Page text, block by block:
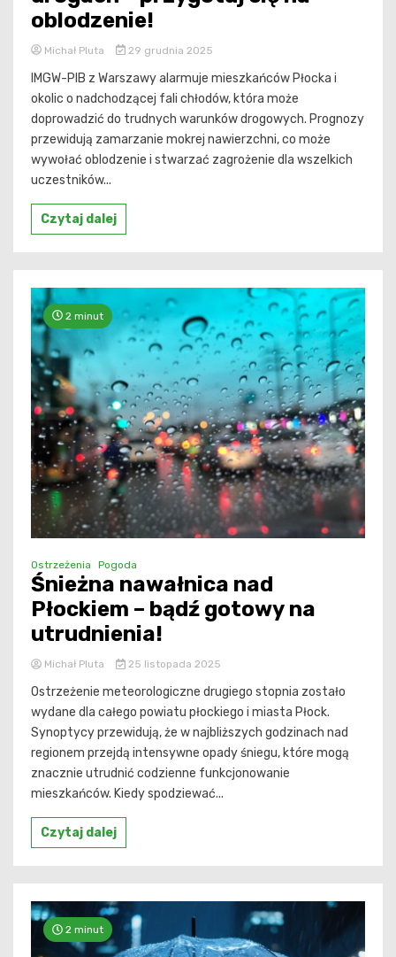
oblodzenie!
Michał Pluta 29 grudnia 2025
IMGW-PIB z Warszawy alarmuje mieszkańców Płocka i
okolic o nadchodzącej fali chłodów, która może
doprowadzić do trudnych warunków drogowych. Prognozy
przewidują zamarzanie mokrej nawierzchni, co może
wywołać oblodzenie i stwarzać zagrożenie dla wszelkich
uczestników...
Czytaj dalej
2 minut
Ostrzeżenia Pogoda
Śnieżna nawałnica nad
Płockiem – bądź gotowy na
utrudnienia!
Michał Pluta 25 listopada 2025
Ostrzeżenie meteorologiczne drugiego stopnia zostało
wydane dla całego powiatu płockiego i miasta Płock.
Synoptycy przewidują, że w najbliższych godzinach nad
regionem przejdą intensywne opady śniegu, które mogą
znacznie utrudnić codzienne funkcjonowanie
mieszkańców. Kiedy spodziewać...
Czytaj dalej
2 minut